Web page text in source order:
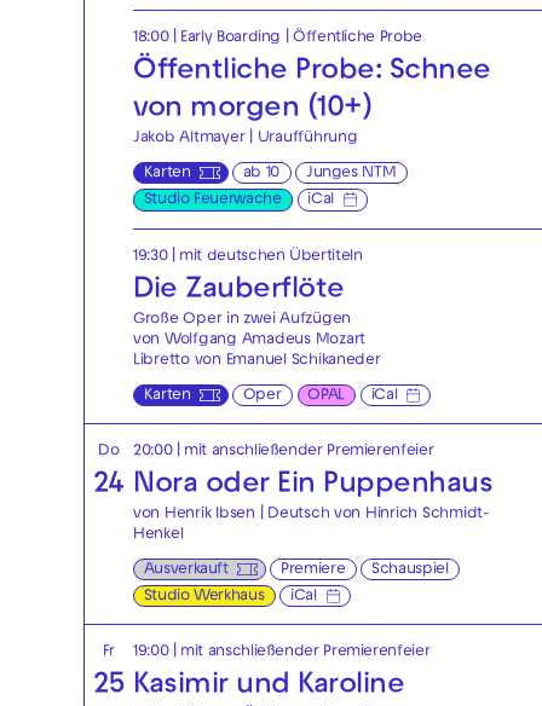
18:00| Early Boarding |Öffentliche Probe
Öffentliche Probe: Schnee
von morgen (10+)
Jakob Altmayer | Uraufführung
Karten ab 10
Junges NTM
Studio Feuerwache
iCal
19:30| mit deutschen Übertiteln
Die Zauberflöte
Große Oper in zwei Aufzügen
von Wolfgang Amadeus Mozart
Libretto von Emanuel Schikaneder
Karten Oper OPAL iCal
Do
24
20:00 | mit anschließender Premierenfeier
Nora oder Ein Puppenhaus
von Henrik Ibsen | Deutsch von Hinrich Schmidt-
Henkel
Ausverkauft Premiere
Schauspiel
Studio Werkhaus
iCal
Fr
25
19:00 | mit anschließender Premierenfeier
Kasimir und Karoline